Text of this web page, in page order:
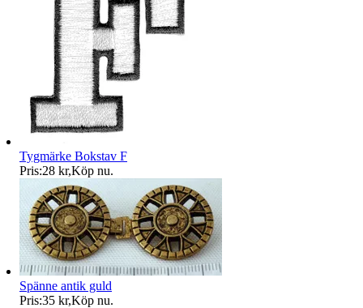
Tygmärke Bokstav F
Pris:28 kr,Köp nu.
Spänne antik guld
Pris:35 kr,Köp nu.